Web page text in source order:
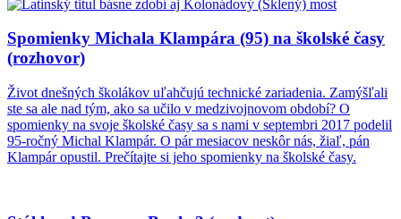
Spomienky Michala Klampára (95) na školské časy
(rozhovor)
Život dnešných školákov uľahčujú technické zariadenia. Zamýšľali
ste sa ale nad tým, ako sa učilo v medzivojnovom období? O
spomienky na svoje školské časy sa s nami v septembri 2017 podelil
95-ročný Michal Klampár. O pár mesiacov neskôr nás, žiaľ, pán
Klampár opustil. Prečítajte si jeho spomienky na školské časy.